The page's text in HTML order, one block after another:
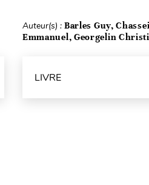
Auteur(s) : Barles Guy,
Emmanuel, Georgelin
LIVRE